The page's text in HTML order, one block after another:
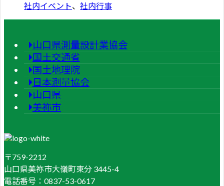
社内イベント、 社内行事
山口県測量設計業協会
国土交通省
国土地理院
日本測量協会
山口県
美祢市
〒759-2212
山口県美祢市大嶺町東分 3445-4
電話番号：0837-53-0617